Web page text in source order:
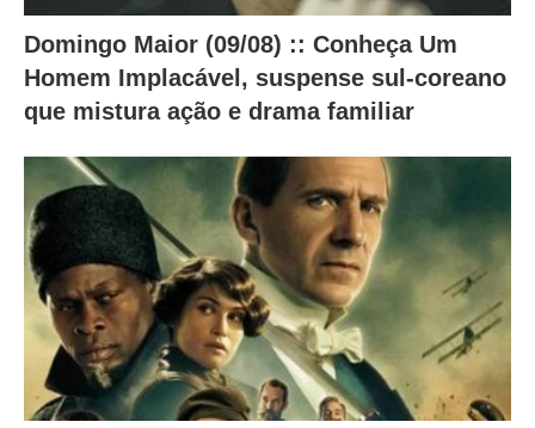
.Domingo Maior (09/08) :: Conheça Um
Homem Implacável, suspense sul-coreano
que mistura ação e drama familiar